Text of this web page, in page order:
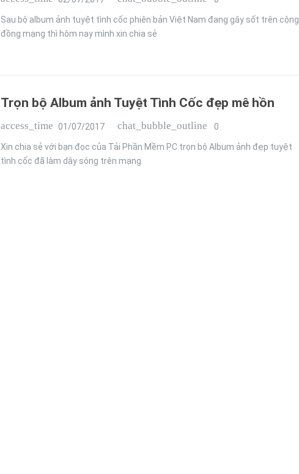
Sau bộ album ảnh tuyệt tình cốc phiên bản Việt Nam đang gây sốt trên cộng
đồng mạng thì hôm nay mình xin chia sẻ
Trọn bộ Album ảnh Tuyệt Tình Cốc đẹp mê hồn
access_time 01/07/2017 chat_bubble_outline 0
Xin chia sẻ với bạn đọc của Tải Phần Mềm PC trọn bộ Album ảnh đẹp tuyệt
tình cốc đã làm dậy sóng trên mạng